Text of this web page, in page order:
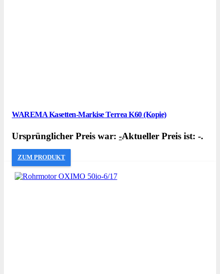
WAREMA Kasetten-Markise Terrea K60 (Kopie)
Ursprünglicher Preis war: -Aktueller Preis ist: -.
ZUM PRODUKT